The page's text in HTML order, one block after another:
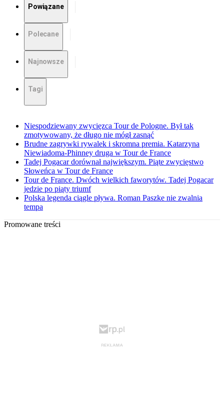
Powiązane
Polecane
Najnowsze
Tagi
Niespodziewany zwycięzca Tour de Pologne. Był tak
zmotywowany, że długo nie mógł zasnąć
Brudne zagrywki rywalek i skromna premia. Katarzyna
Niewiadoma-Phinney druga w Tour de France
Tadej Pogacar dorównał największym. Piąte zwycięstwo
Słoweńca w Tour de France
Tour de France. Dwóch wielkich faworytów. Tadej Pogacar
jedzie po piąty triumf
Polska legenda ciągle pływa. Roman Paszke nie zwalnia
tempa
Promowane treści